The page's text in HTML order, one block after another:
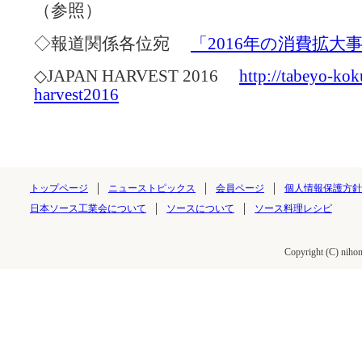
（参照）
◇報道関係各位宛
「2016年の消費拡大
◇JAPAN HARVEST 2016 http://tabeyo-
harvest2016
トップページ ニューストピックス 会員ページ
個人情報保護方針
日本ソース工業会について
ソースについて ソース料理レシピ
Copyright (C)